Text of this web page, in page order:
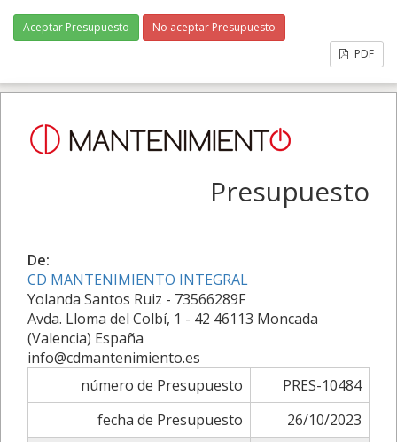
Aceptar Presupuesto
No aceptar Presupuesto
PDF
Presupuesto
De:
CD MANTENIMIENTO INTEGRAL
Yolanda Santos Ruiz - 73566289F
Avda. Lloma del Colbí, 1 - 42 46113 Moncada
(Valencia) España
info@cdmantenimiento.es
número de Presupuesto
PRES-10484
fecha de Presupuesto
26/10/2023